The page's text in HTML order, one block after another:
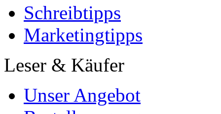
Schreibtipps
Marketingtipps
Leser & Käufer
Unser Angebot